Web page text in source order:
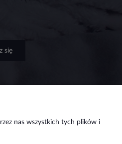
się
nas wszystkich tych plików i